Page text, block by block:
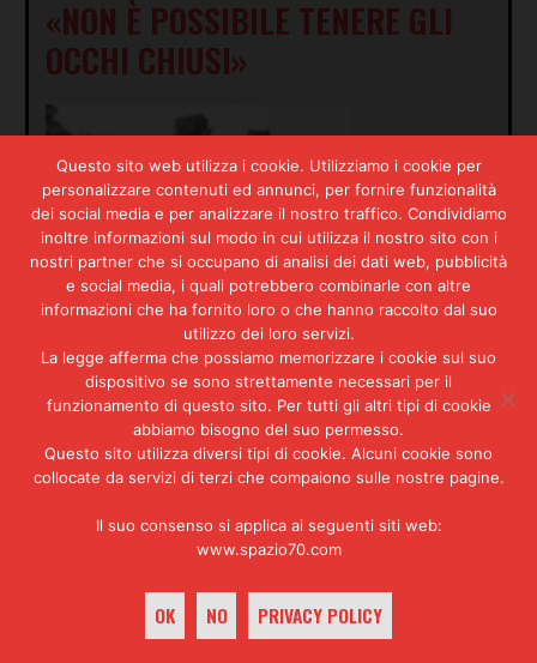
«NON È POSSIBILE TENERE GLI
OCCHI CHIUSI»
Agostino Di Bartolomei nel 1978
Amnesty International
non fu
Questo sito web utilizza i cookie. Utilizziamo i cookie per
personalizzare contenuti ed annunci, per fornire funzionalità
dei social media e per analizzare il nostro traffico. Condividiamo
inoltre informazioni sul modo in cui utilizza il nostro sito con i
nostri partner che si occupano di analisi dei dati web, pubblicità
e social media, i quali potrebbero combinarle con altre
informazioni che ha fornito loro o che hanno raccolto dal suo
utilizzo dei loro servizi.
La legge afferma che possiamo memorizzare i cookie sul suo
dispositivo se sono strettamente necessari per il
funzionamento di questo sito. Per tutti gli altri tipi di cookie
abbiamo bisogno del suo permesso.
Questo sito utilizza diversi tipi di cookie. Alcuni cookie sono
collocate da servizi di terzi che compaiono sulle nostre pagine.
Il suo consenso si applica ai seguenti siti web:
www.spazio70.com
OK NO PRIVACY POLICY